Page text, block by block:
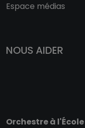
Espace médias
NOUS AIDER
Orchestre à l'École